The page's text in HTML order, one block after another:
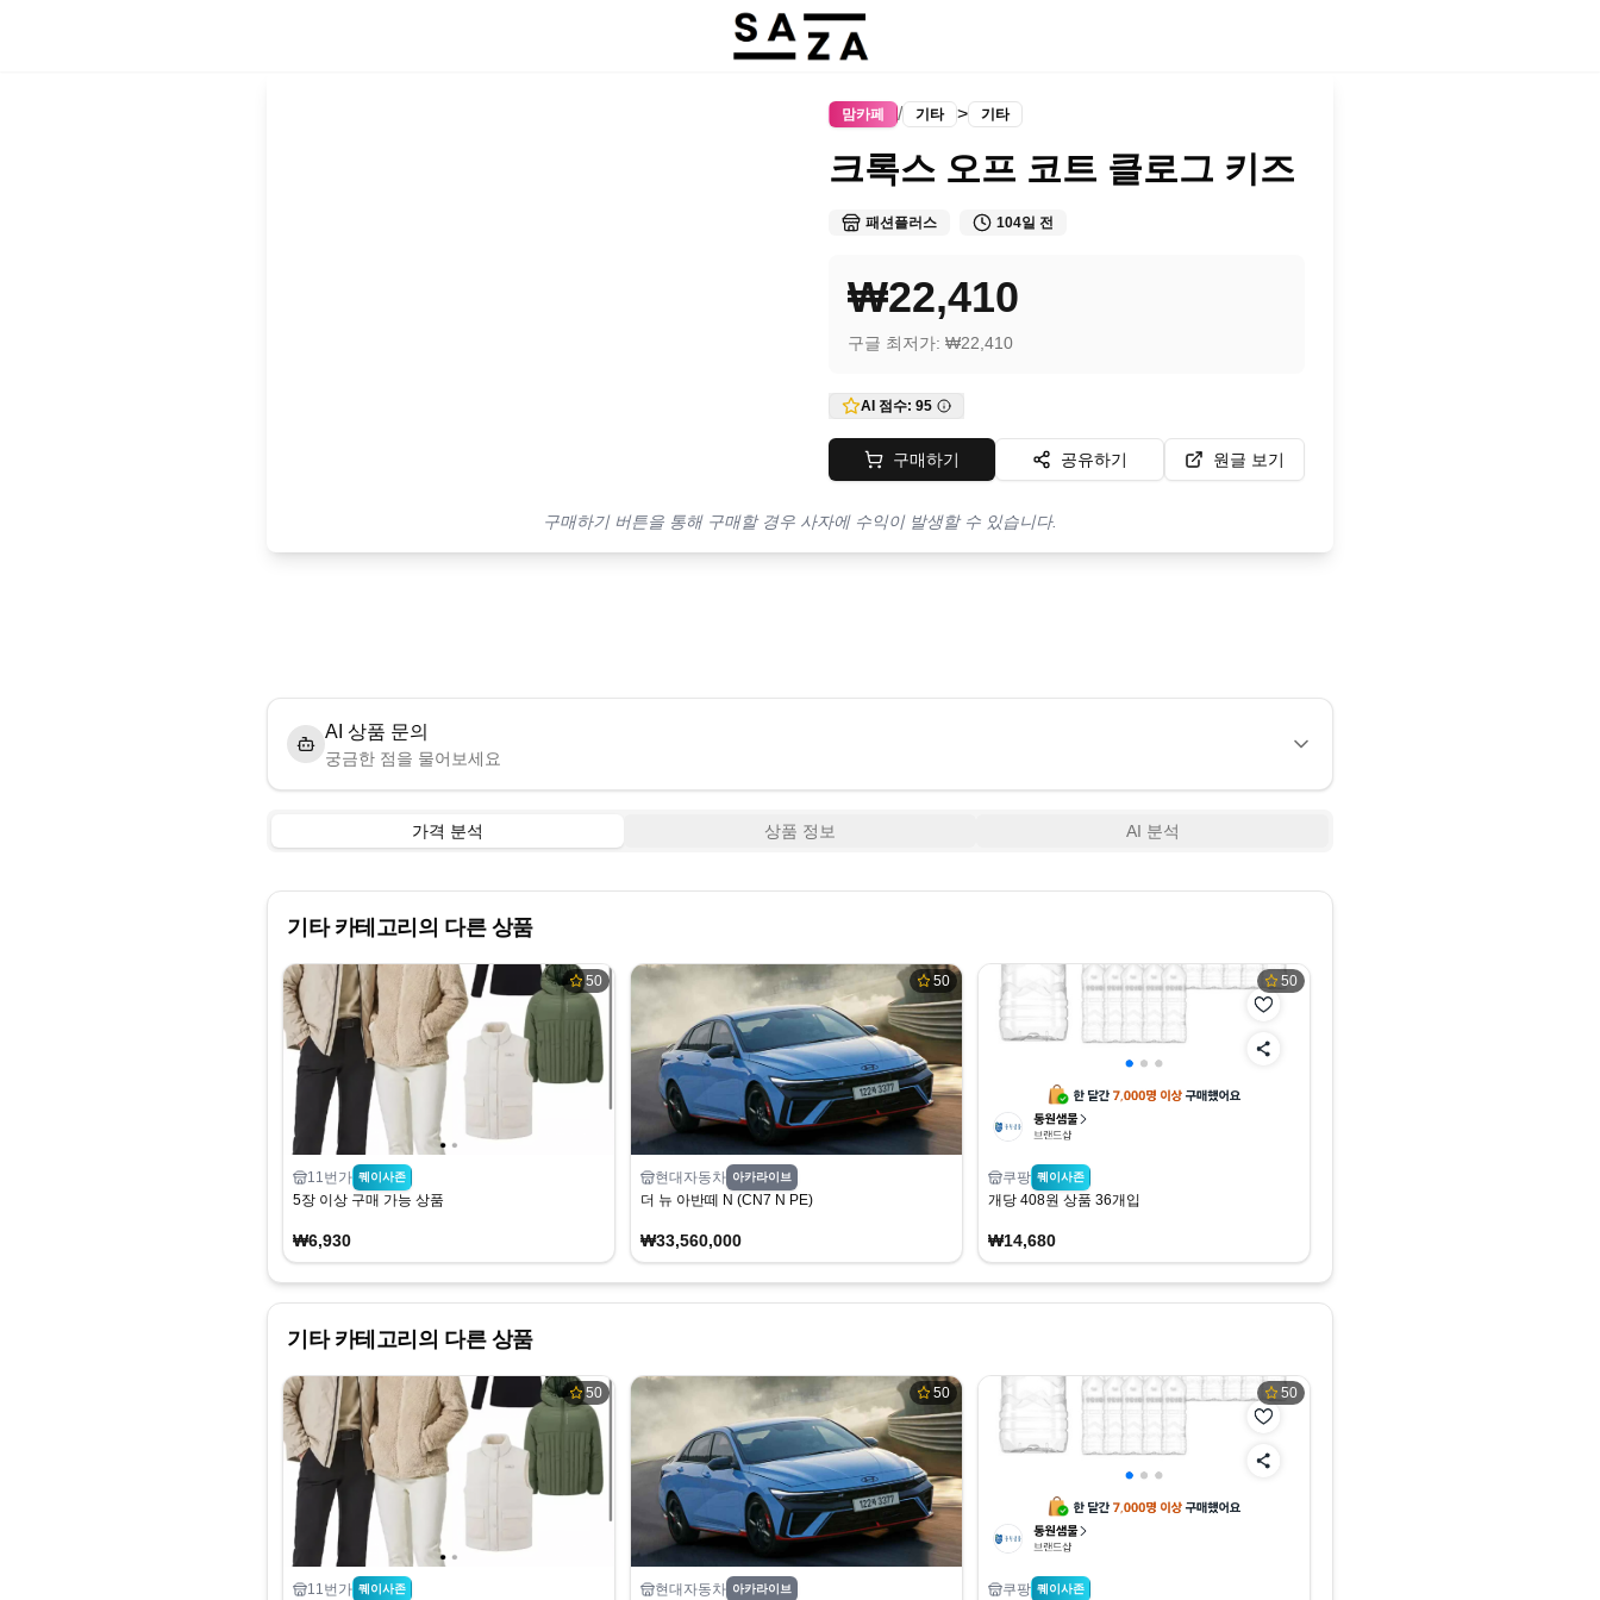
맘카페 / 기타 > 기타
크록스 오프 코트 클로그 키즈
패션플러스 104일 전
₩22,410
구글 최저가: ₩22,410
AI 점수: 95
구매하기 공유하기 원글 보기
구매하기 버튼을 통해 구매할 경우 사자에 수익이 발생할 수 있습니다.
AI 상품 문의
궁금한 점을 물어보세요
가격 분석 상품 정보 AI 분석
기타카테고리의 다른 상품
50
11번가 퀘이사존
5장 이상 구매 가능 상품
₩6,930
50
현대자동차 아카라이브
더 뉴 아반떼 N (CN7 N PE)
₩33,560,000
50
쿠팡 퀘이사존
개당 408원 상품 36개입
₩14,680
기타카테고리의 다른 상품
50
11번가 퀘이사존
50
현대자동차 아카라이브
50
쿠팡 퀘이사존